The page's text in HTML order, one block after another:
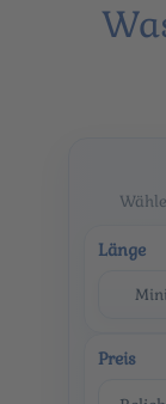
Länge
Preis